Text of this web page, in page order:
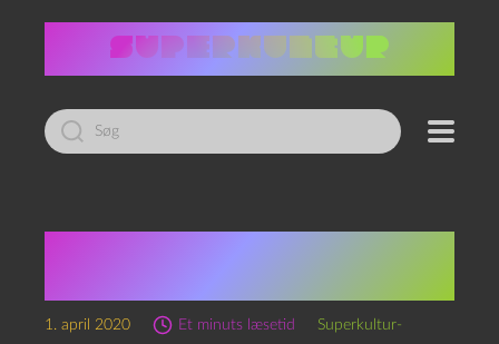
Led
efter:
1. april 2020 Et minuts læsetid
Superkultur-